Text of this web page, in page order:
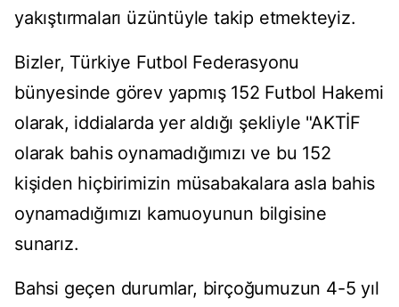
yakıştırmaları üzüntüyle takip etmekteyiz.
Bizler, Türkiye Futbol Federasyonu
bünyesinde görev yapmış 152 Futbol Hakemi
olarak, iddialarda yer aldığı şekliyle "AKTİF
olarak bahis oynamadığımızı ve bu 152
kişiden hiçbirimizin müsabakalara asla bahis
oynamadığımızı kamuoyunun bilgisine
sunarız.
Bahsi geçen durumlar, birçoğumuzun 4-5 yıl